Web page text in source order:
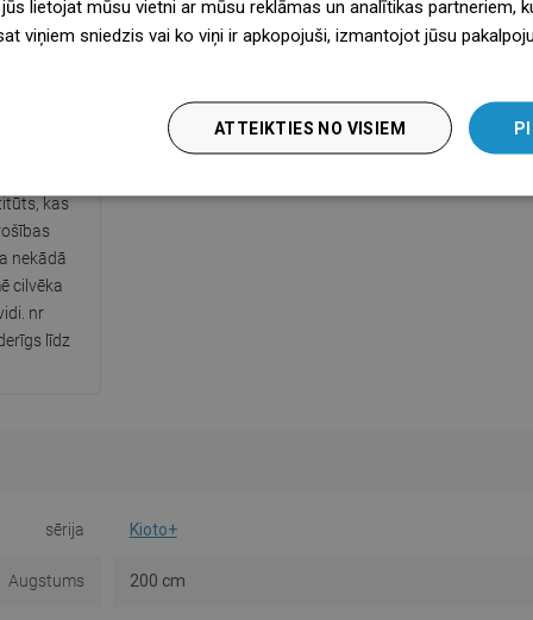
kas
nekādā
cilvēka
nr
līdz
sērija Kioto+
Augstums 200 cm
lietojat mūsu vietni ar mūsu reklāmas un analītikas partneriem,
viņiem sniedzis vai ko viņi ir apkopojuši, izmantojot jūsu
ATTEIKTIES NO VISIEM